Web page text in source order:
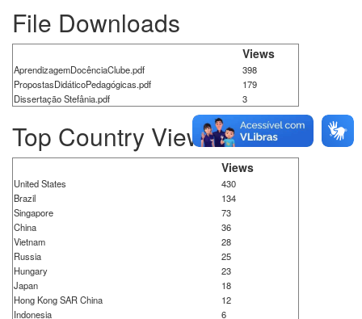
File Downloads
Views
AprendizagemDocênciaClube.pdf
398
PropostasDidáticoPedagógicas.pdf
179
Dissertação Stefânia.pdf
3
Top Country Views
Views
United States
430
Brazil
134
Singapore
73
China
36
Vietnam
28
Russia
25
Hungary
23
Japan
18
Hong Kong SAR China
12
Indonesia
6